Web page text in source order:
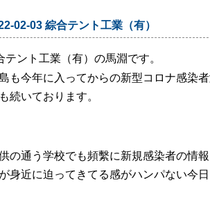
02-03 綜合テント工業（有）
テント工業（有）の馬淵です。
も今年に入ってからの新型コロナ感染
続いております。
の通う学校でも頻繫に新規感染者の情
身近に迫ってきてる感がハンパない今日